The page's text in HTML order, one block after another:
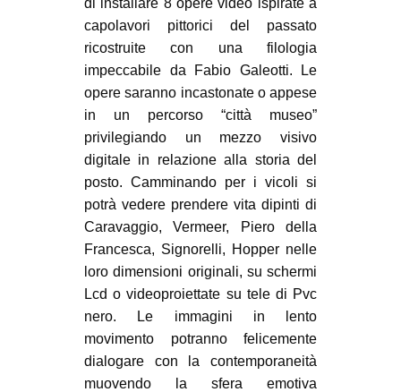
di installare 8 opere video ispirate a
capolavori pittorici del passato
ricostruite con una filologia
impeccabile da Fabio Galeotti. Le
opere saranno incastonate o appese
in un percorso “città museo”
privilegiando un mezzo visivo
digitale in relazione alla storia del
posto. Camminando per i vicoli si
potrà vedere prendere vita dipinti di
Caravaggio, Vermeer, Piero della
Francesca, Signorelli, Hopper nelle
loro dimensioni originali, su schermi
Lcd o videoproiettate su tele di Pvc
nero. Le immagini in lento
movimento potranno felicemente
dialogare con la contemporaneità
muovendo la sfera emotiva